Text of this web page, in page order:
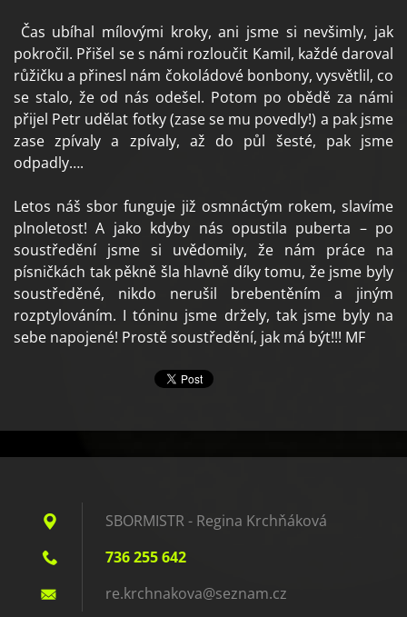
Čas ubíhal mílovými kroky, ani jsme si nevšimly, jak
pokročil. Přišel se s námi rozloučit Kamil, každé daroval
růžičku a přinesl nám čokoládové bonbony, vysvětlil, co
se stalo, že od nás odešel. Potom po obědě za námi
přijel Petr udělat fotky (zase se mu povedly!) a pak jsme
zase zpívaly a zpívaly, až do půl šesté, pak jsme
odpadly….
Letos náš sbor funguje již osmnáctým rokem, slavíme
plnoletost! A jako kdyby nás opustila puberta – po
soustředění jsme si uvědomily, že nám práce na
písničkách tak pěkně šla hlavně díky tomu, že jsme byly
soustředěné, nikdo nerušil brebentěním a jiným
rozptylováním. I tóninu jsme držely, tak jsme byly na
sebe napojené! Prostě soustředění, jak má být!!! MF
SBORMISTR - Regina Krchňáková
736 255 642
re.krchnakova@seznam.cz